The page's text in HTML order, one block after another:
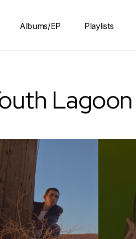
Albums/EP Playlists